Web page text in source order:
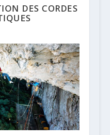
DES CORDES